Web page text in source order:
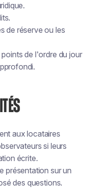
de réserve ou les
de l'ordre du jour
aux locataires
si leurs
écrite.
présentation sur un
des questions.